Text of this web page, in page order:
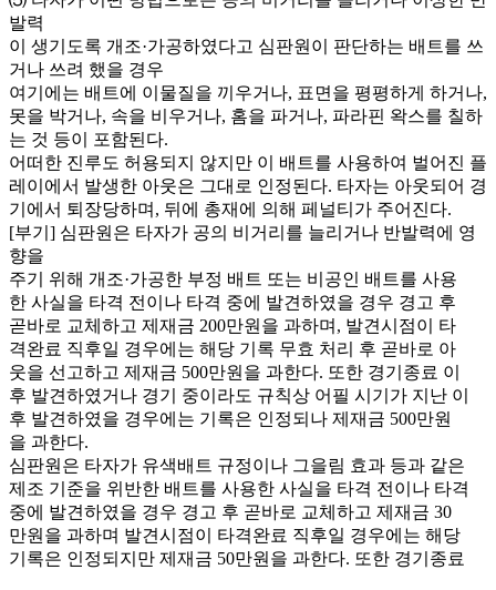
발력
이 생기도록 개조·가공하였다고 심판원이 판단하는 배트를 쓰
거나 쓰려 했을 경우
여기에는 배트에 이물질을 끼우거나, 표면을 평평하게 하거나,
못을 박거나, 속을 비우거나, 홈을 파거나, 파라핀 왁스를 칠하
는 것 등이 포함된다.
어떠한 진루도 허용되지 않지만 이 배트를 사용하여 벌어진 플
레이에서 발생한 아웃은 그대로 인정된다. 타자는 아웃되어 경
기에서 퇴장당하며, 뒤에 총재에 의해 페널티가 주어진다.
[부기] 심판원은 타자가 공의 비거리를 늘리거나 반발력에 영
향을
주기 위해 개조·가공한 부정 배트 또는 비공인 배트를 사용
한 사실을 타격 전이나 타격 중에 발견하였을 경우 경고 후
곧바로 교체하고 제재금 200만원을 과하며, 발견시점이 타
격완료 직후일 경우에는 해당 기록 무효 처리 후 곧바로 아
웃을 선고하고 제재금 500만원을 과한다. 또한 경기종료 이
후 발견하였거나 경기 중이라도 규칙상 어필 시기가 지난 이
후 발견하였을 경우에는 기록은 인정되나 제재금 500만원
을 과한다.
심판원은 타자가 유색배트 규정이나 그을림 효과 등과 같은
제조 기준을 위반한 배트를 사용한 사실을 타격 전이나 타격
중에 발견하였을 경우 경고 후 곧바로 교체하고 제재금 30
만원을 과하며 발견시점이 타격완료 직후일 경우에는 해당
기록은 인정되지만 제재금 50만원을 과한다. 또한 경기종료